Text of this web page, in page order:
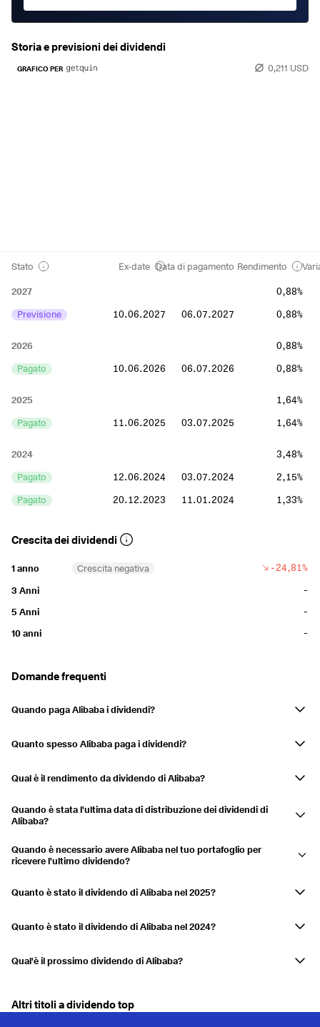
Storia e previsioni dei dividendi
0,211 USD
GRAFICO PER
Stato Ex-date Data di pagamento Rendimento
2027
0,88%
Previsione
10.06.2027 06.07.2027 0,88%
2026
0,88%
Pagato
10.06.2026 06.07.2026 0,88%
2025
1,64%
Pagato
11.06.2025 03.07.2025 1,64%
2024
3,48%
Pagato
12.06.2024 03.07.2024
2,15%
Pagato
20.12.2023 11.01.2024 1,33%
Domande frequenti
Quando paga Alibaba i dividendi?
Quanto spesso Alibaba paga i dividendi?
Qual è il rendimento da dividendo di Alibaba?
Quando è stata l'ultima data di distribuzione dei dividendi di
Alibaba?
Quando è necessario avere Alibaba nel tuo portafoglio per
ricevere l'ultimo dividendo?
distribuzione.
Quanto è stato il dividendo di Alibaba nel 2025?
Quanto è stato il dividendo di Alibaba nel 2024?
Qual'è il prossimo dividendo di Alibaba?
Crescita dei dividendi
1 anno Crescita negativa
-24,81%
3 Anni
-
5 Anni -
10 anni -
Altri titoli a dividendo top